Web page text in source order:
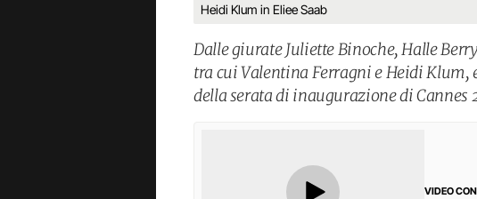
Heidi Klum in Eliee Saab
Dalle giurate Juliette Binoche, Halle
tra cui Valentina Ferragni e Heidi Klum,
della serata di inaugurazione di Cannes
VIDEO